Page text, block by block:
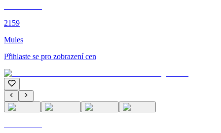
2159
Mules
Přihlaste se pro zobrazení cen